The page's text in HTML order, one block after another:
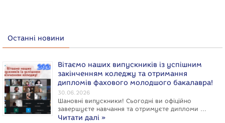
Останні новини
Вітаємо наших випускників із успішним
закінченням коледжу та отримання
дипломів фахового молодшого бакалавра!
30.06.2026
Шановні випускники! Сьогодні ви офіційно
завершуєте навчання та отримуєте дипломи …
Читати далі »